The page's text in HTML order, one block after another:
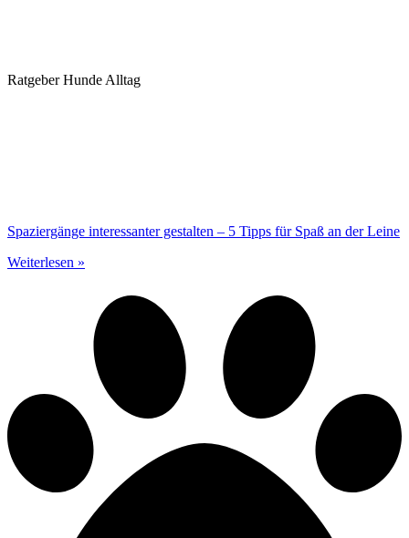
Ratgeber Hunde Alltag
Spaziergänge interessanter gestalten – 5 Tipps für Spaß an der Leine
Weiterlesen »